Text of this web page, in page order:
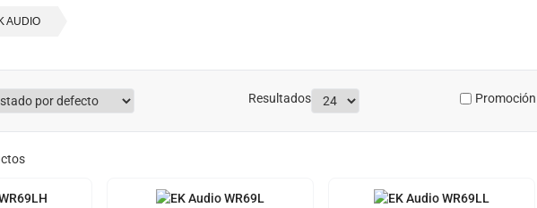
AUDIO
Resultados Promoción